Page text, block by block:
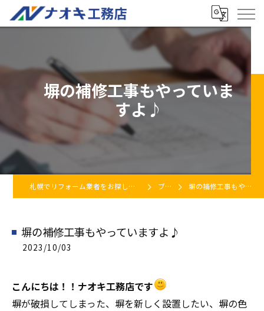
塀の補修工事もやっていま
すよ♪
札幌でリフォーム業者をお探しなら株式会社ナオキ工務店 ブログ 塀の補修工事もやっていますよ♪
塀の補修工事もやっていますよ♪
2023/10/03
こんにちは！！ナオキ工務店です
塀が破損してしまった、塀を新しく設置したい、塀の色